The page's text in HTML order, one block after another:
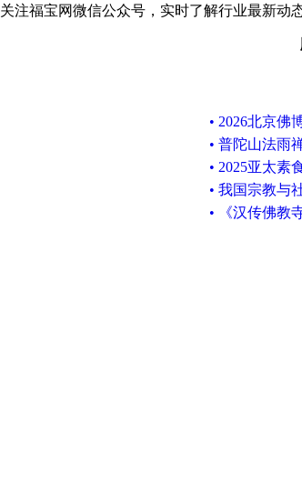
注福宝网微信公众号，实时了解行业最新动态
• 2026北京佛
• 普陀山法雨
• 2025亚太素
• 我国宗教与
• 《汉传佛教